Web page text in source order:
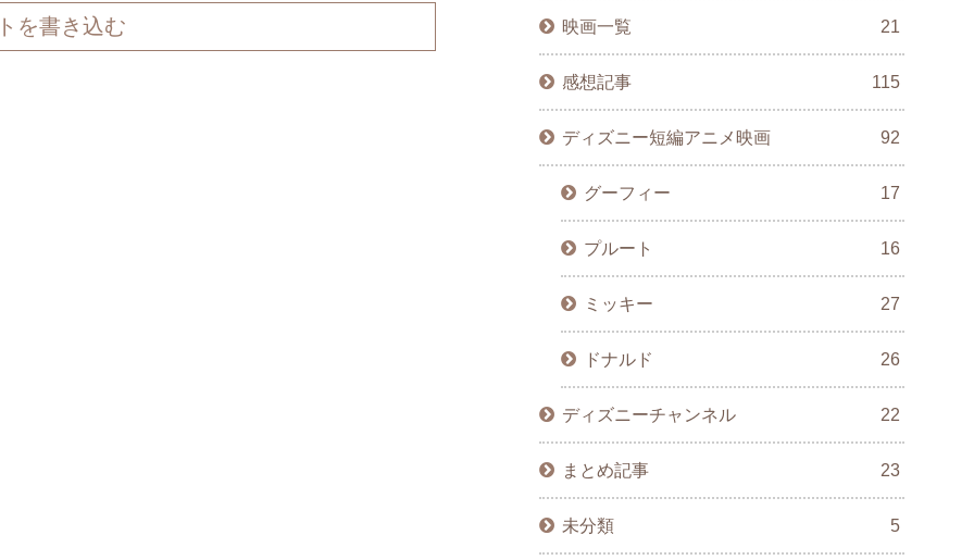
を書き込む 映画一覧 21
感想記事 115
ディズニー短編アニメ映画 92
グーフィー 17
プルート 16
ミッキー 27
ドナルド 26
ディズニーチャンネル 22
まとめ記事 23
未分類 5